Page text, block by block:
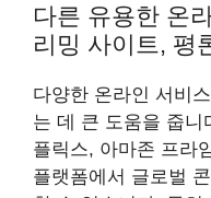
다른 유용한 온
리밍 사이트, 평
다양한 온라인 서비
는 데 큰 도움을 줍니
플릭스, 아마존 프라
플랫폼에서 글로벌